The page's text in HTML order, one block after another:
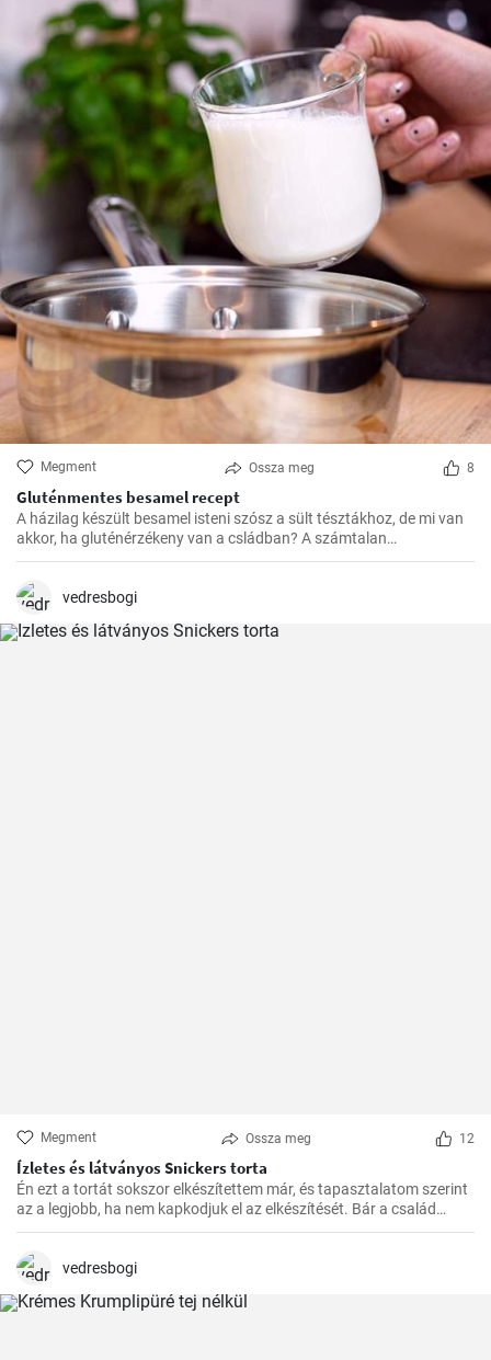
Megment Ossza meg 8
Gluténmentes besamel recept
A házilag készült besamel isteni szósz a sült tésztákhoz, de mi van
akkor, ha gluténérzékeny van a csládban? A számtalan
gluténmentes változat közül nekem eddig ez vált be a legjobban,
képest.vedresbogi
Megment Ossza meg 12
Ízletes és látványos Snickers torta
Én ezt a tortát sokszor elkészítettem már, és tapasztalatom szerint
az a legjobb, ha nem kapkodjuk el az elkészítését. Bár a család
mindig türelmetlenül várja, de megéri kivárni, hogy minden réteg
végeredmény!
vedresbogi